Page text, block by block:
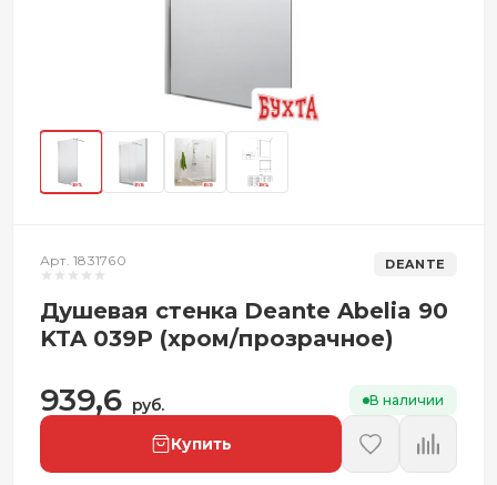
Арт. 1831760 DEANTE
Душевая стенка Deante Abelia 90
KTA 039P (хром/прозрачное)
939,6 руб. В наличии
Купить